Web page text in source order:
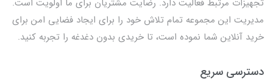
تجهیزات مرتبط فعالیت دارد. رضایت مشتریان برای ما اولویت است.
مدیریت این مجموعه تمام تلاش خود را برای ایجاد فضایی امن برای
خرید آنلاین شما نموده است، تا خریدی بدون دغدغه را تجربه کنید.
دسترسی سریع